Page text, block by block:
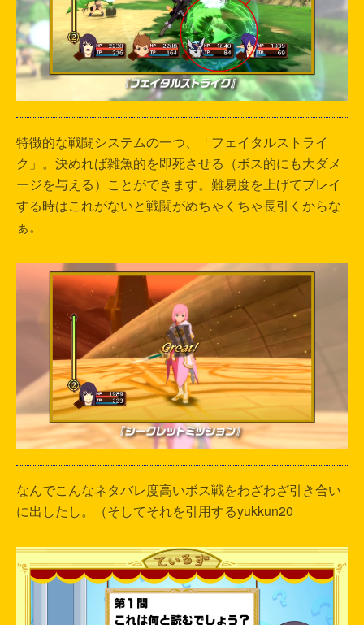
特徴的な戦闘システムの一つ、「フェイタルストライ
ク」。決めれば雑魚的を即死させる（ボス的にも大ダメ
ージを与える）ことができます。難易度を上げてプレイ
する時はこれがないと戦闘がめちゃくちゃ長引くからな
ぁ。
なんでこんなネタバレ度高いボス戦をわざわざ引き合い
に出したし。（そしてそれを引用するyukkun20